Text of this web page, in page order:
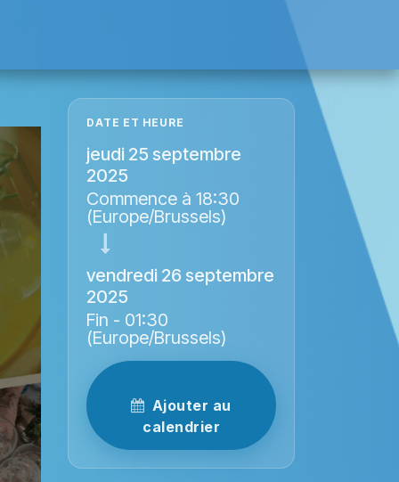
À propos de nous
DATE ET HEURE
jeudi 25 septembre
2025
Commence à 18:30
(Europe/Brussels)
vendredi 26 septembre
2025
Fin - 01:30
(Europe/Brussels)
Ajouter au
calendrier